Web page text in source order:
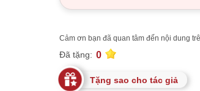
Cảm ơn bạn đã quan tâm đến nội dung
Đã tặng: 0
Tặng sao cho tác giả